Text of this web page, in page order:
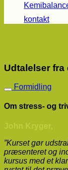
kontakt
Udtalelser
Formidling
Om stress- og
​”Kurset gør
præsenteret og
kursus med et